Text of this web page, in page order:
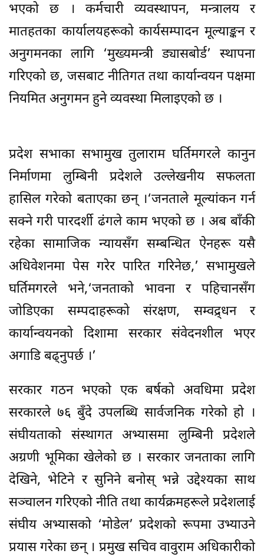
भएको छ । कर्मचारी व्यवस्थापन, मन्त्रालय र
मातहतका कार्यालयहरूको कार्यसम्पादन मूल्याङ्कन र
अनुगमनका लागि ‘मुख्यमन्त्री ड्यासबोर्ड’ स्थापना
गरिएको छ, जसबाट नीतिगत तथा कार्यान्वयन पक्षमा
नियमित अनुगमन हुने व्यवस्था मिलाइएको छ ।
प्रदेश सभाका सभामुख तुलाराम घर्तिमगरले कानुन
निर्माणमा लुम्बिनी प्रदेशले उल्लेखनीय सफलता
हासिल गरेको बताएका छन् ।‘जनताले मूल्यांकन गर्न
सक्ने गरी पारदर्शी ढंगले काम भएको छ । अब बाँकी
रहेका सामाजिक न्यायसँग सम्बन्धित ऐनहरू यसै
अधिवेशनमा पेस गरेर पारित गरिनेछ,’ सभामुखले
घर्तिमगरले भने,‘जनताको भावना र पहिचानसँग
जोडिएका सम्पदाहरूको संरक्षण, सम्वद्र्धन र
कार्यान्वयनको दिशामा सरकार संवेदनशील भएर
अगाडि बढ्नुपर्छ ।’
सरकार गठन भएको एक बर्षको अवधिमा प्रदेश
सरकारले ७६ बुँदे उपलब्धि सार्वजनिक गरेको हो ।
संघीयताको संस्थागत अभ्यासमा लुम्बिनी प्रदेशले
अग्रणी भूमिका खेलेको छ । सरकार जनताका लागि
देखिने, भेटिने र सुनिने बनोस् भन्ने उद्देश्यका साथ
सञ्चालन गरिएको नीति तथा कार्यक्रमहरूले प्रदेशलाई
संघीय अभ्यासको ‘मोडेल’ प्रदेशको रूपमा उभ्याउने
प्रयास गरेका छन् । प्रमुख सचिव वावुराम अधिकारीको